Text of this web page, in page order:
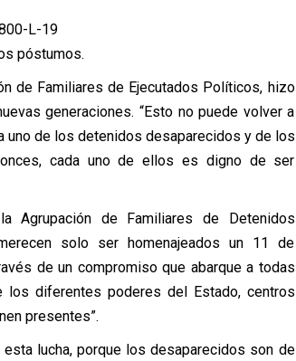
póstumos.
de Familiares de Ejecutados Políticos, hizo
generaciones. “Esto no puede volver a
uno de los detenidos desaparecidos y de los
cada uno de ellos es digno de ser
Agrupación de Familiares de Detenidos
solo ser homenajeados un 11 de
de un compromiso que abarque a todas
diferentes poderes del Estado, centros
presentes”.
lucha, porque los desaparecidos son de